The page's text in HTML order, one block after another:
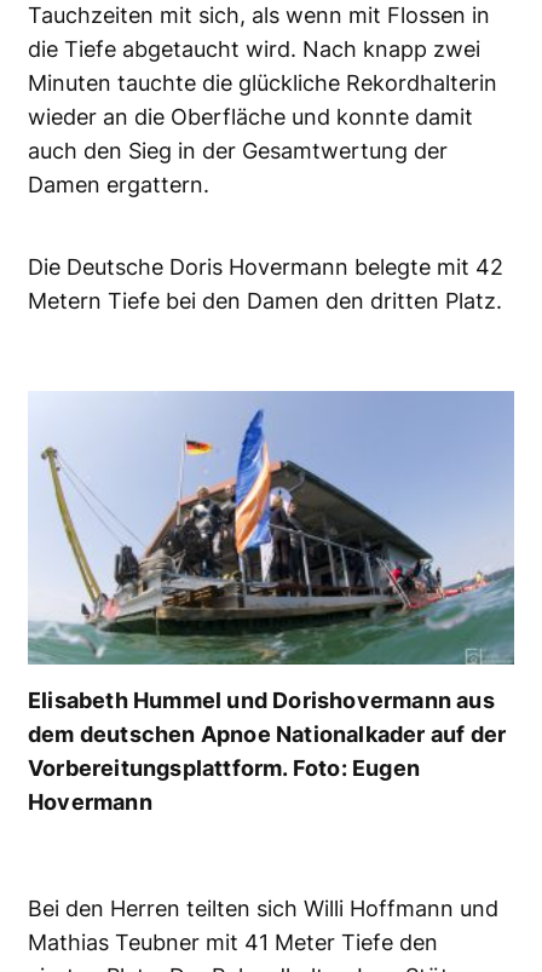
Tauchzeiten mit sich, als wenn mit Flossen in
die Tiefe abgetaucht wird. Nach knapp zwei
Minuten tauchte die glückliche Rekordhalterin
wieder an die Oberfläche und konnte damit
auch den Sieg in der Gesamtwertung der
Damen ergattern.
Die Deutsche Doris Hovermann belegte mit 42
Metern Tiefe bei den Damen den dritten Platz.
Elisabeth Hummel und Dorishovermann aus
dem deutschen Apnoe Nationalkader auf der
Vorbereitungsplattform. Foto: Eugen
Hovermann
Bei den Herren teilten sich Willi Hoffmann und
Mathias Teubner mit 41 Meter Tiefe den